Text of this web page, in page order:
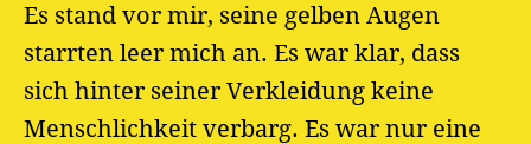
Es stand vor mir, seine gelben Augen
starrten leer mich an. Es war klar, dass
sich hinter seiner Verkleidung keine
Menschlichkeit verbarg. Es war nur eine